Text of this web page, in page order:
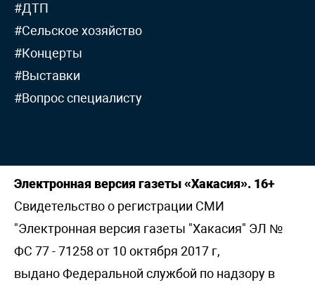
#ДТП
#Сельское хозяйство
#Концерты
#Выставки
#Вопрос специалисту
Электронная версия газеты «Хакасия». 16+
Свидетельство о регистрации СМИ
"Электронная версия газеты "Хакасия" ЭЛ №
ФС 77 - 71258 от 10 октября 2017 г,
выдано Федеральной службой по надзору в